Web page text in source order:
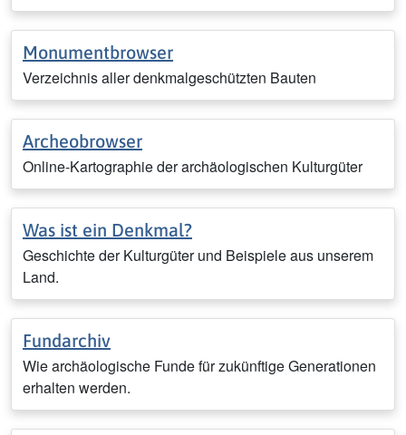
Monumentbrowser
Verzeichnis aller denkmalgeschützten Bauten
Archeobrowser
Online-Kartographie der archäologischen Kulturgüter
Was ist ein Denkmal?
Geschichte der Kulturgüter und Beispiele aus unserem
Land.
Fundarchiv
Wie archäologische Funde für zukünftige Generationen
erhalten werden.